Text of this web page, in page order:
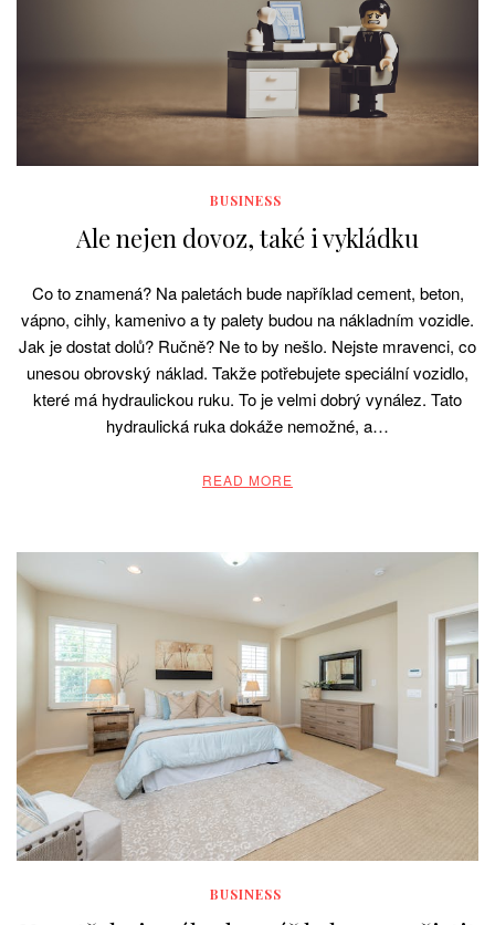
BUSINESS
Ale nejen dovoz, také i vykládku
Co to znamená? Na paletách bude například cement, beton,
vápno, cihly, kamenivo a ty palety budou na nákladním vozidle.
Jak je dostat dolů? Ručně? Ne to by nešlo. Nejste mravenci, co
unesou obrovský náklad. Takže potřebujete speciální vozidlo,
které má hydraulickou ruku. To je velmi dobrý vynález. Tato
hydraulická ruka dokáže nemožné, a…
READ MORE
BUSINESS